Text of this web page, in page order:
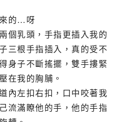
的…呀
個乳頭，手指更插入我的
三根手指插入，真的受不
身子不斷搖擺，雙手摟緊
在我的胸脯。
內左扣右扣，口中咬著我
流滿瞭他的手，他的手指